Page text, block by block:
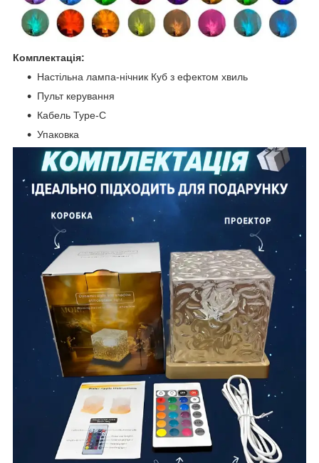
Комплектація:
Настільна лампа-нічник Куб з ефектом хвиль
Пульт керування
Кабель Туре-C
Упаковка